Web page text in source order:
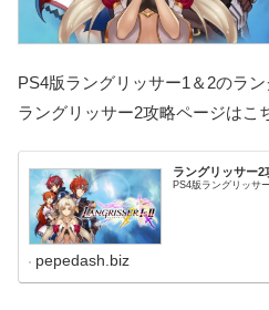
PS4版ラングリッサー1＆2のラ
ラングリッサー2攻略ページはこ
ラングリッサー2
PS4版ラングリッサ
pepedash.biz